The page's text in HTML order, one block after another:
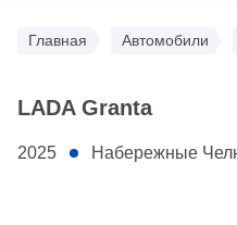
Главная Автомобили
LADA Granta
2025 Набережные Челны, ул.